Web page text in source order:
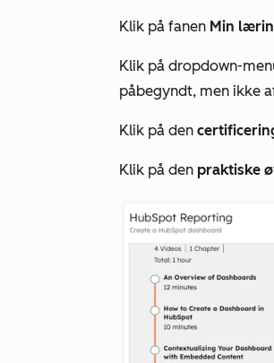
Klik på fanen Min
Klik på dropdown-
påbegyndt, men ikke
Klik på den
Klik på den praktiske